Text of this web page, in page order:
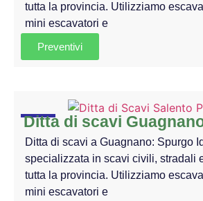
tutta la provincia. Utilizziamo
mini escavatori e
Preventivi
Ditta di scavi
Ditta di scavi a Guagnano: Spurgo
specializzata in scavi civili, stradali
tutta la provincia. Utilizziamo
mini escavatori e